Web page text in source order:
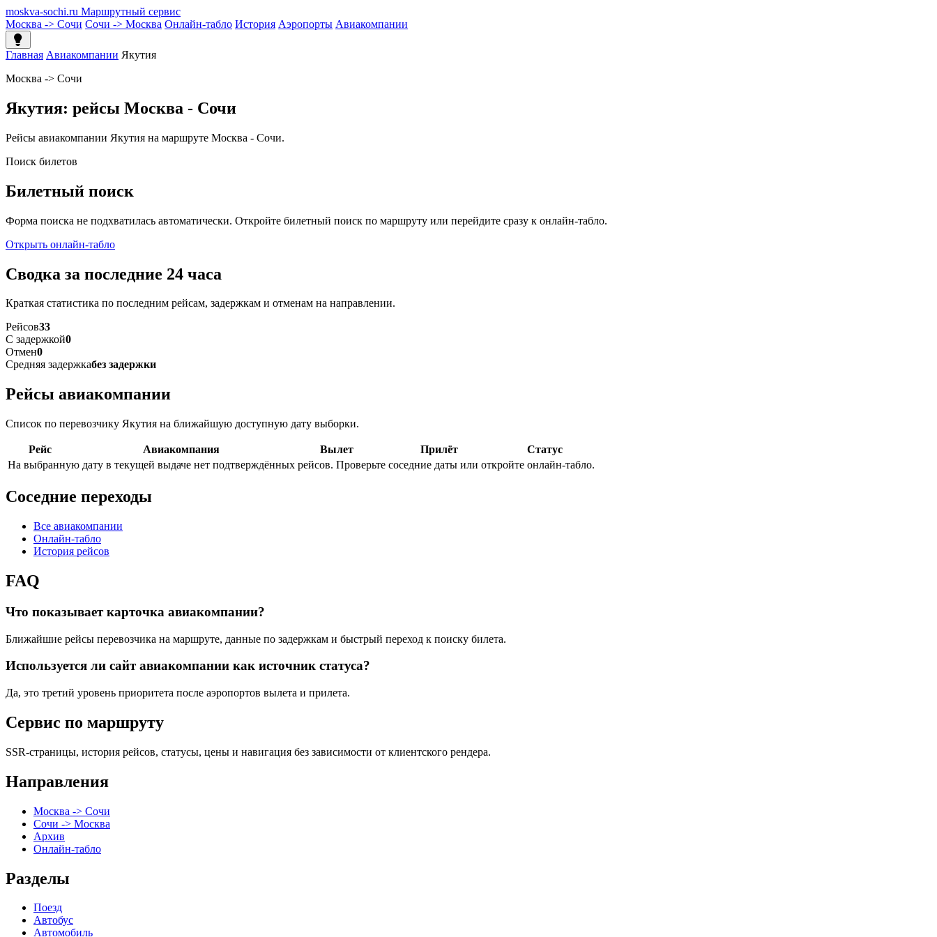
moskva-sochi.ru Маршрутный сервис
Москва -> Сочи Сочи -> Москва Онлайн-табло История Аэропорты Авиакомпании
Главная Авиакомпании Якутия
Москва -> Сочи
Якутия: рейсы Москва - Сочи
Рейсы авиакомпании Якутия на маршруте Москва - Сочи.
Поиск билетов
Билетный поиск
Форма поиска не подхватилась автоматически. Откройте билетный поиск по маршруту или перейдите сразу к онлайн-табло.
Открыть онлайн-табло
Сводка за последние 24 часа
Краткая статистика по последним рейсам, задержкам и отменам на направлении.
Рейсов33
С задержкой0
Отмен0
Средняя задержкабез задержки
Рейсы авиакомпании
Список по перевозчику Якутия на ближайшую доступную дату выборки.
Рейс Авиакомпания Вылет Прилёт
Статус
На выбранную дату в текущей выдаче нет подтверждённых рейсов. Проверьте соседние даты или откройте онлайн-табло.
Соседние переходы
Все авиакомпании
Онлайн-табло
История рейсов
FAQ
Что показывает карточка авиакомпании?
Ближайшие рейсы перевозчика на маршруте, данные по задержкам и быстрый переход к поиску билета.
Используется ли сайт авиакомпании как источник статуса?
Да, это третий уровень приоритета после аэропортов вылета и прилета.
Сервис по маршруту
SSR-страницы, история рейсов, статусы, цены и навигация без зависимости от клиентского рендера.
Направления
Москва -> Сочи
Сочи -> Москва
Архив
Онлайн-табло
Разделы
Поезд
Автобус
Автомобиль